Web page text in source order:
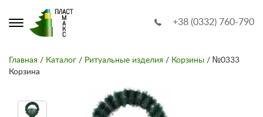
+38 (0332) 760-790
Главная / Каталог / Ритуальные изделия / Корзины / №0333
Корзина